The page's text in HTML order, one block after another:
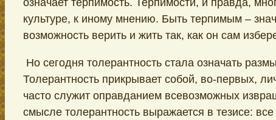
культуре, к иному мнению. Быть терпимым –
возможность верить и жить так, как он сам
Но сегодня толерантность стала означать
Толерантность прикрывает собой, во-первых,
часто служит оправданием всевозможных
смысле толерантность выражается в тезисе: